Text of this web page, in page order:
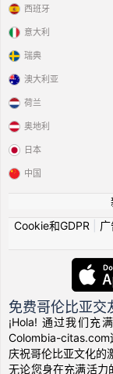
西班牙
意大利
瑞典
澳大利亚
荷兰
奥地利
日本
中国
Cookie和GDPR
广
免费哥伦比亚交
¡Hola! 通过我们充
Colombia-citas.com
庆祝哥伦比亚文化的
无论您身在充满活力